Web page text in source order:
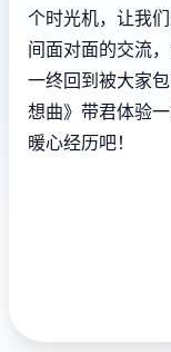
个时光机，让我
间面对面的交流
一终回到被大家
想曲》带君体验
暖心经历吧！